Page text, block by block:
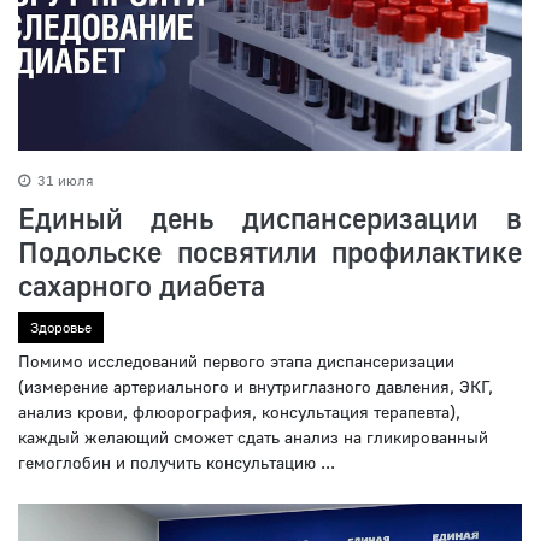
31 июля
Единый день диспансеризации в
Подольске посвятили профилактике
сахарного диабета
Здоровье
Помимо исследований первого этапа диспансеризации
(измерение артериального и внутриглазного давления, ЭКГ,
анализ крови, флюорография, консультация терапевта),
каждый желающий сможет сдать анализ на гликированный
гемоглобин и получить консультацию ...